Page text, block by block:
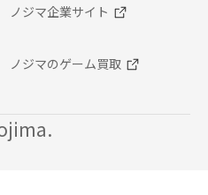
ノジマ企業サイト
ノジマのゲーム買取